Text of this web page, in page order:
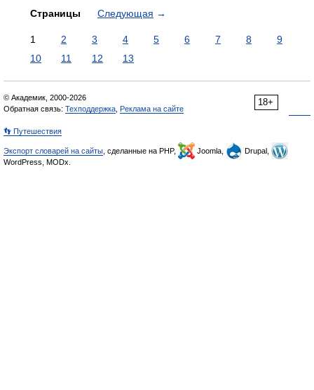
Страницы Следующая →
1 2 3 4 5 6 7 8
9
10
11 12 13
18+
© Академик, 2000-2026
Обратная связь: Техподдержка Реклама на сайте
👣 Путешествия
Экспорт словарей на сайты , сделанные на PHP, Joomla,
Drupal,
WordPress, MODx.